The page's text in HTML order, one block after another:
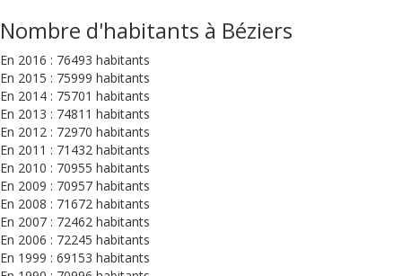
Nombre d'habitants à Béziers
En 2016 : 76493 habitants
En 2015 : 75999 habitants
En 2014 : 75701 habitants
En 2013 : 74811 habitants
En 2012 : 72970 habitants
En 2011 : 71432 habitants
En 2010 : 70955 habitants
En 2009 : 70957 habitants
En 2008 : 71672 habitants
En 2007 : 72462 habitants
En 2006 : 72245 habitants
En 1999 : 69153 habitants